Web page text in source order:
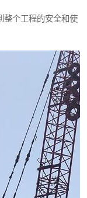
整个工程的安全和使